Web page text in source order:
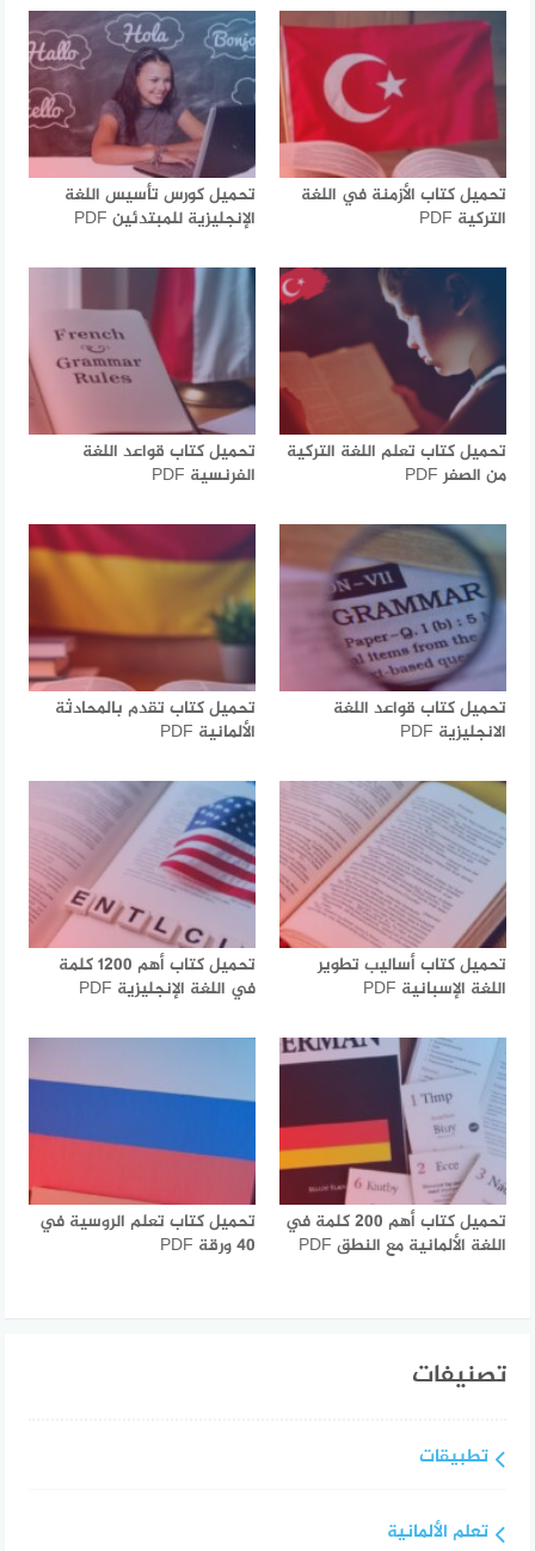
تحميل كتاب الأزمنة في اللغة
التركية PDF
تحميل كورس تأسيس اللغة
الإنجليزية للمبتدئين PDF
تحميل كتاب تعلم اللغة التركية
من الصفر PDF
تحميل كتاب قواعد اللغة
الفرنسية PDF
تحميل كتاب قواعد اللغة
الانجليزية PDF
تحميل كتاب تقدم بالمحادثة
الألمانية PDF
تحميل كتاب أساليب تطوير
اللغة الإسبانية PDF
تحميل كتاب أهم 1200 كلمة
في اللغة الإنجليزية PDF
تحميل كتاب أهم 200 كلمة في
اللغة الألمانية مع النطق PDF
تحميل كتاب تعلم الروسية في
40 ورقة PDF
تصنيفات
تطبيقات
تعلم الألمانية